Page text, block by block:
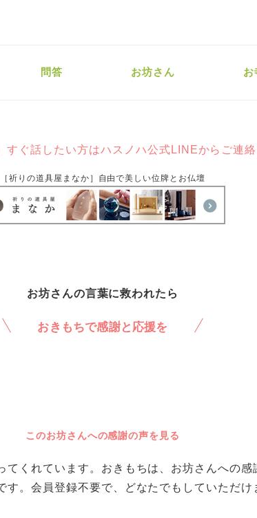
問答 お坊さん お
すぐ話したい方はハスノハ公式LINEからご連
［祈りの道具屋まなか］自由で美しい位牌とお仏壇
お坊さんの言葉に救われたら
おきもちで感謝と応援を
このお坊さんへの感謝の声を見る
てくれています。おきもちは、お坊さんへの
す。会員登録不要で、どなたでもしていただけ